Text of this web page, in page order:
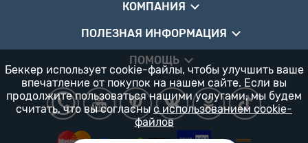
КОМПАНИЯ
ПОЛЕЗНАЯ ИНФОРМАЦИЯ
ПОМОЩЬ
Беккер использует cookie-файлы, чтобы улучшить ваше
впечатление от покупок на нашем сайте. Если вы
продолжите пользоваться нашими услугами, мы будем
считать, что вы согласны с использованием cookie-
файлов